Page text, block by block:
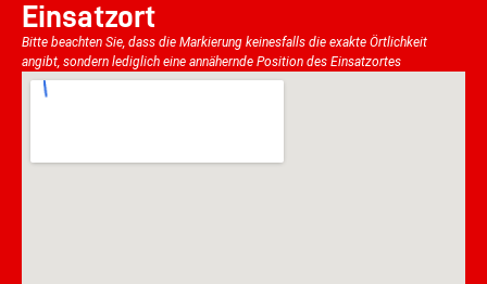
Einsatzort
Bitte beachten Sie, dass die Markierung keinesfalls die exakte Örtlichkeit
angibt, sondern lediglich eine annähernde Position des Einsatzortes